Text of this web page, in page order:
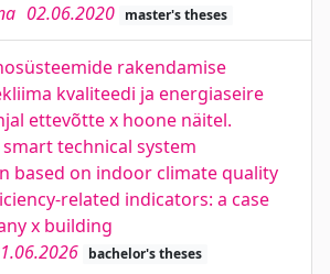
02.06.2020 master's theses
rakendamise
kvaliteedi ja energiaseire
ettevõtte x hoone näitel.
technical system
based on indoor climate quality
related indicators: a case
x building
bachelor's theses